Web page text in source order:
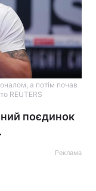
а потім почав
REUTERS
поєдинок
Реклама